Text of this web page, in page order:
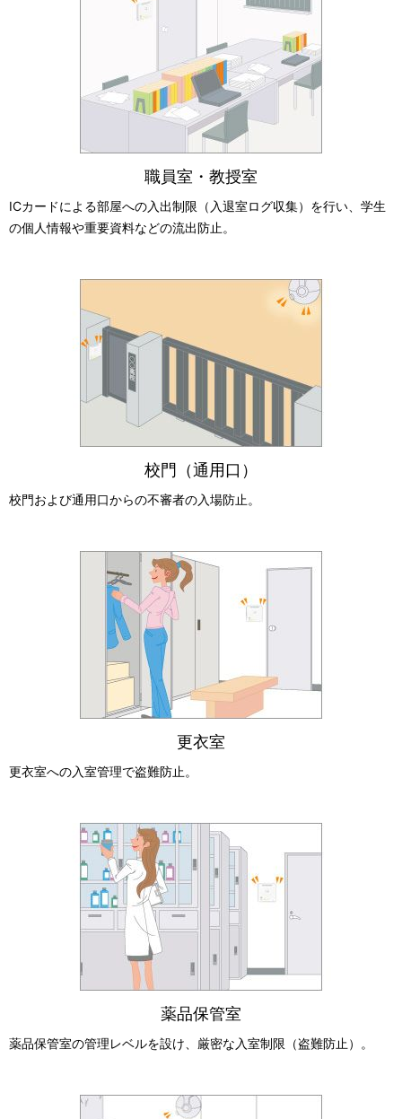
ICカードによる部屋への入出制限（入退室ログ収集）を行い、学生
の個人情報や重要資料などの流出防止。
職員室・教授室
校門および通用口からの不審者の入場防止。
校門（通用口）
更衣室への入室管理で盗難防止。
更衣室
薬品保管室の管理レベルを設け、厳密な入室制限（盗難防止）。
薬品保管室